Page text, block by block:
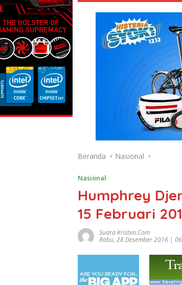
Beranda Nasional
Nasional
Humphrey
15 Februari
Suara Kristen.com
Rabu, 28 Desember 2016 |